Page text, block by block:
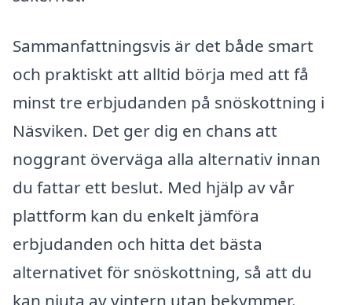
Sammanfattningsvis är det både smart
och praktiskt att alltid börja med att få
minst tre erbjudanden på snöskottning i
Näsviken. Det ger dig en chans att
noggrant överväga alla alternativ innan
du fattar ett beslut. Med hjälp av vår
plattform kan du enkelt jämföra
erbjudanden och hitta det bästa
alternativet för snöskottning, så att du
kan njuta av vintern utan bekymmer.